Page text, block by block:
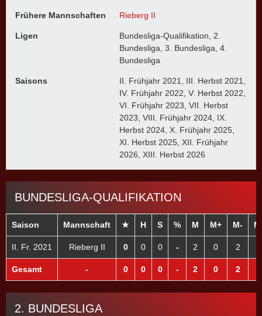
Frühere Mannschaften Rieberg II
Ligen
Bundesliga-Qualifikation, 2.
Bundesliga, 3. Bundesliga, 4.
Bundesliga
Saisons
II. Frühjahr 2021, III. Herbst 2021,
IV. Frühjahr 2022, V. Herbst 2022,
VI. Frühjahr 2023, VII. Herbst
2023, VIII. Frühjahr 2024, IX.
Herbst 2024, X. Frühjahr 2025,
XI. Herbst 2025, XII. Frühjahr
2026, XIII. Herbst 2026
BUNDESLIGA-QUALIFIKATION
Saison Mannschaft ★ H S % M M+ M-
II. Fr. 2021 Rieberg II 0 0 0 - 2 0 2
Gesamt - 0 0 0 - 2 0 2
2. BUNDESLIGA